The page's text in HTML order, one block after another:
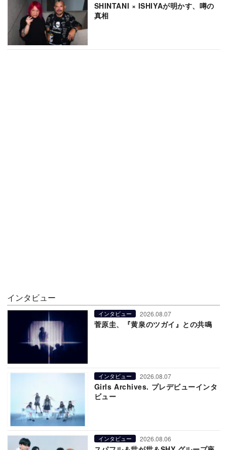
SHINTANI × ISHIYAが明かす、噂の
真相
インタビュー
インタビュー 2026.08.07
菅原圭、『黄泉のツガイ』との共鳴
インタビュー 2026.08.07
Girls Archives. プレデビューインタ
ビュー
インタビュー 2026.08.06